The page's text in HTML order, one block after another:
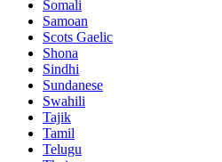
Somali
Samoan
Scots Gaelic
Shona
Sindhi
Sundanese
Swahili
Tajik
Tamil
Telugu